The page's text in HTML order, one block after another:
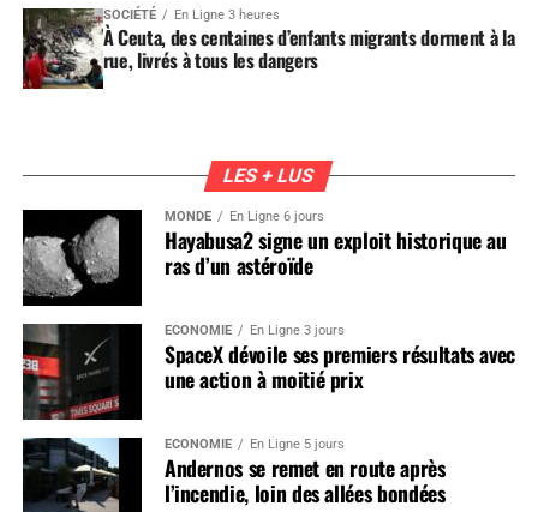
SOCIÉTÉ En Ligne 3 heures
À Ceuta, des centaines d’enfants migrants dorment à la
rue, livrés à tous les dangers
LES + LUS
MONDE En Ligne 6 jours
Hayabusa2 signe un exploit historique au
ras d’un astéroïde
ÉCONOMIE En Ligne 3 jours
SpaceX dévoile ses premiers résultats avec
une action à moitié prix
ÉCONOMIE En Ligne 5 jours
Andernos se remet en route après
l’incendie, loin des allées bondées